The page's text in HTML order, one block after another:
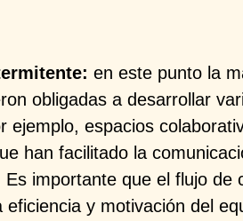
en este punto la
obligadas a desarrollar
ejemplo, espacios
han facilitado la
importante que el flujo de
eficiencia y motivación del